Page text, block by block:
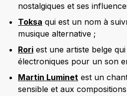
nostalgiques et ses
Toksa qui est un nom à
musique alternative ;
Rori est une artiste belge
électroniques pour un son
Martin Luminet est un
sensible et aux